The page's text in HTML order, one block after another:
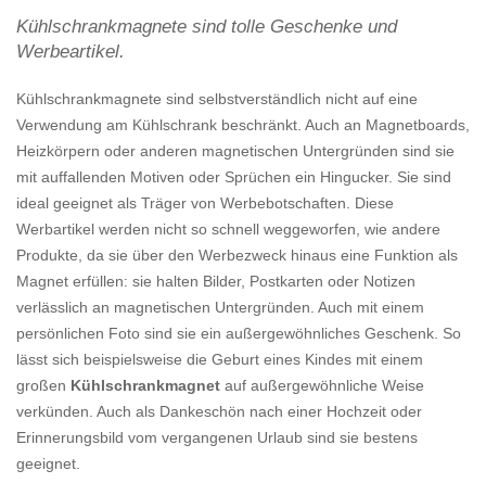
Kühlschrankmagnete sind tolle Geschenke und
Werbeartikel.
Kühlschrankmagnete sind selbstverständlich nicht auf eine
Verwendung am Kühlschrank beschränkt. Auch an Magnetboards,
Heizkörpern oder anderen magnetischen Untergründen sind sie
mit auffallenden Motiven oder Sprüchen ein Hingucker. Sie sind
ideal geeignet als Träger von Werbebotschaften. Diese
Werbartikel werden nicht so schnell weggeworfen, wie andere
Produkte, da sie über den Werbezweck hinaus eine Funktion als
Magnet erfüllen: sie halten Bilder, Postkarten oder Notizen
verlässlich an magnetischen Untergründen. Auch mit einem
persönlichen Foto sind sie ein außergewöhnliches Geschenk. So
lässt sich beispielsweise die Geburt eines Kindes mit einem
großen Kühlschrankmagnet auf außergewöhnliche Weise
verkünden. Auch als Dankeschön nach einer Hochzeit oder
Erinnerungsbild vom vergangenen Urlaub sind sie bestens
geeignet.